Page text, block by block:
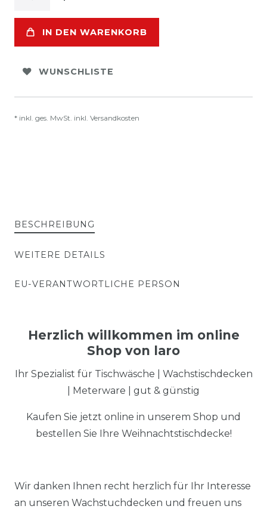
IN DEN WARENKORB
WUNSCHLISTE
* inkl. ges. MwSt. inkl. Versandkosten
BESCHREIBUNG
WEITERE DETAILS
EU-VERANTWORTLICHE PERSON
Herzlich willkommen im online
Shop von laro
Ihr Spezialist für Tischwäsche | Wachstischdecken
| Meterware | gut & günstig
Kaufen Sie jetzt online in unserem Shop und
bestellen Sie Ihre Weihnachtstischdecke!
Wir danken Ihnen recht herzlich für Ihr Interesse
an unseren Wachstuchdecken und freuen uns